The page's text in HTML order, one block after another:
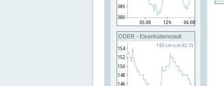
ODER - Eisenhüttenstadt